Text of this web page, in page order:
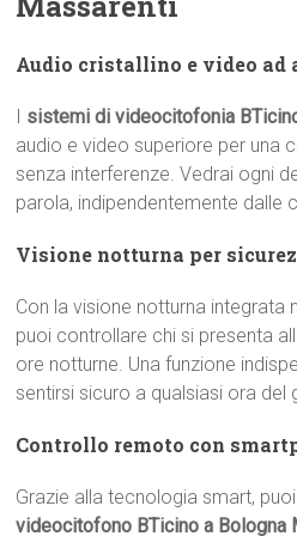
Audio cristallino e video ad
I sistemi di videocitofonia
audio e video superiore per una
senza interferenze. Vedrai ogni
parola, indipendentemente dalle
Visione notturna per
Con la visione notturna integrata
puoi controllare chi si presenta
ore notturne. Una funzione
sentirsi sicuro a qualsiasi ora del
Controllo remoto con
Grazie alla tecnologia smart,
videocitofono BTicino a Bologna